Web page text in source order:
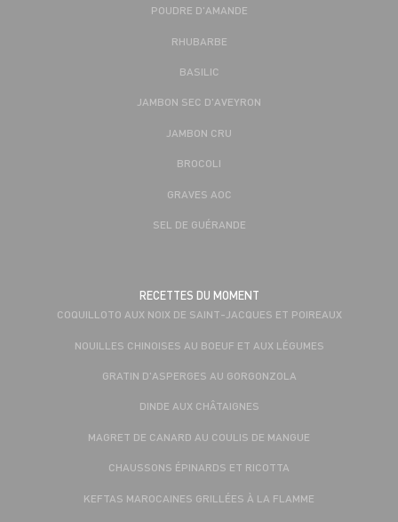
POUDRE D'AMANDE
RHUBARBE
BASILIC
JAMBON SEC D'AVEYRON
JAMBON CRU
BROCOLI
GRAVES AOC
SEL DE GUÉRANDE
RECETTES DU MOMENT
COQUILLOTO AUX NOIX DE SAINT-JACQUES ET POIREAUX
NOUILLES CHINOISES AU BOEUF ET AUX LÉGUMES
GRATIN D'ASPERGES AU GORGONZOLA
DINDE AUX CHÂTAIGNES
MAGRET DE CANARD AU COULIS DE MANGUE
CHAUSSONS ÉPINARDS ET RICOTTA
KEFTAS MAROCAINES GRILLÉES À LA FLAMME